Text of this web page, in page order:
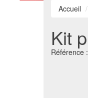
Accueil
Kit
Référence :